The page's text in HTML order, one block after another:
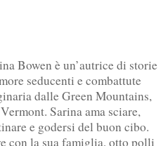
Bowen è un’autrice di storie
seducenti e combattute
dalle Green Mountains,
Sarina ama sciare,
e godersi del buon cibo.
con la sua famiglia, otto polli